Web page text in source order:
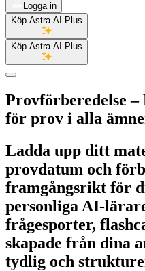
Logga in
Köp Astra AI Plus
Köp Astra AI Plus
Provförberedelse –
för prov i alla
Ladda upp ditt
provdatum och
framgångsrikt för
personliga AI-
frågesporter,
skapade från dina
tydlig och